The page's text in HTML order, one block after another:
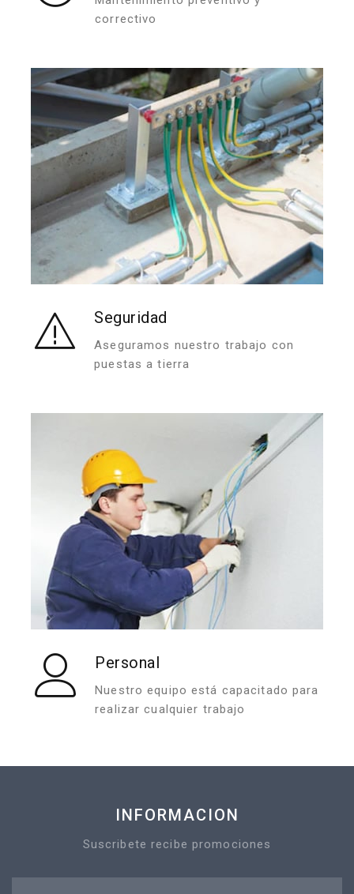
correctivo
Seguridad
Aseguramos nuestro trabajo con
puestas a tierra
Personal
Nuestro equipo está capacitado para
realizar cualquier trabajo
INFORMACION
Suscribete recibe promociones